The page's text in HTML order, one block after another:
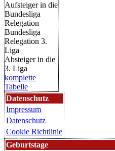
Aufsteiger in die
Bundesliga
Relegation
Bundesliga
Relegation 3.
Liga
Absteiger in die
3. Liga
komplette
Tabelle
Datenschutz
Impressum
Datenschutz
Cookie Richtlinie
Geburtstage